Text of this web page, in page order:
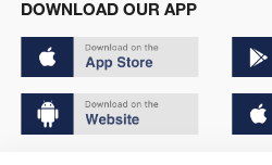
DOWNLOAD OUR APP